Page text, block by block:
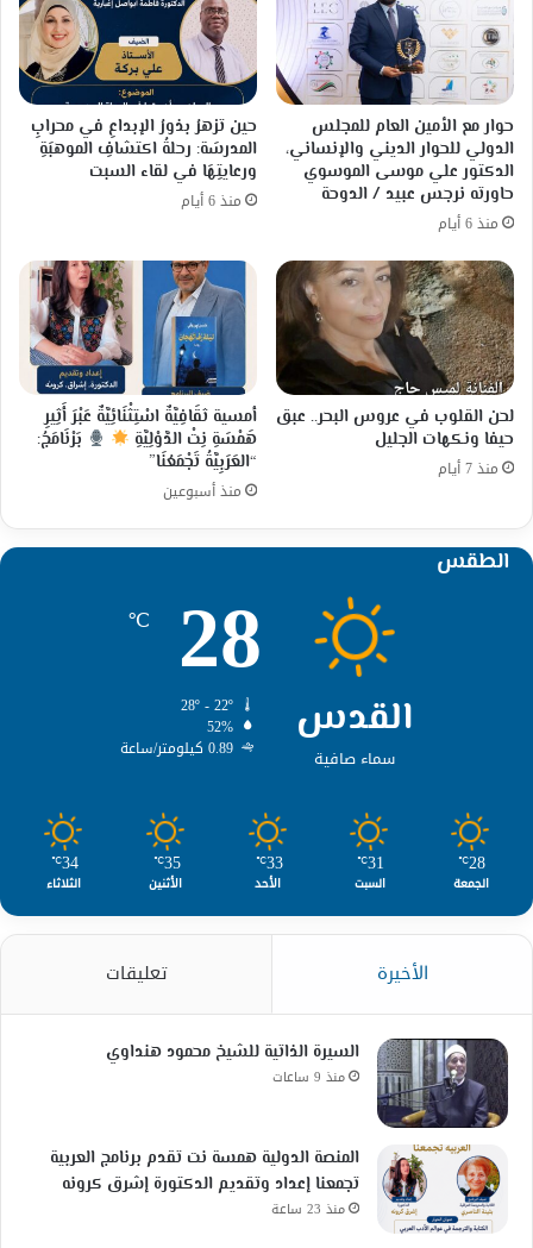
حوار مع الأمين العام للمجلس
الدولي للحوار الديني والإنساني،
الدكتور علي موسى الموسوي
حاورته نرجس عبيد / الدوحة
منذ 6 أيام
حين تزهرُ بذورُ الإبداعِ في محرابِ
المدرسَة: رحلةُ اكتشافِ الموهبَةِ
ورعايتِهَا في لقاء السبت
منذ 6 أيام
لحن القلوب في عروس البحر.. عبق
حيفا ونكهات الجليل
منذ 7 أيام
أمسية ثقَافِيَّةٌ اسْتِثْنَائِيَّةٌ عَبْرَ أَثِيرِ
هَمْسَةِ نِتْ الدَّوْلِيَّةِ
بَرْنَامَجُ:
“العَرَبِيَّةُ تَجْمَعُنَا”
منذ أسبوعين
الطقس
القدس
سماء صافية
28
℃
52%
0.89 كيلومتر/ساعة
28
℃
الجمعة
31
℃
السبت
33
℃
الأحد
35
℃
الأثنين
34
℃
الثلاثاء
الأخيرة تعليقات
السيرة الذاتية للشيخ محمود هنداوي
منذ 9 ساعات
المنصة الدولية همسة نت تقدم برنامج العربية
تجمعنا إعداد وتقديم الدكتورة إشرق كرونه
منذ 23 ساعة